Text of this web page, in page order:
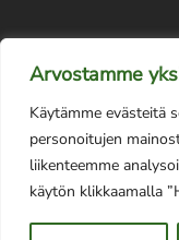
Arvostamme
Käytämme evästeitä
personoitujen
liikenteemme
käytön klikkaamalla